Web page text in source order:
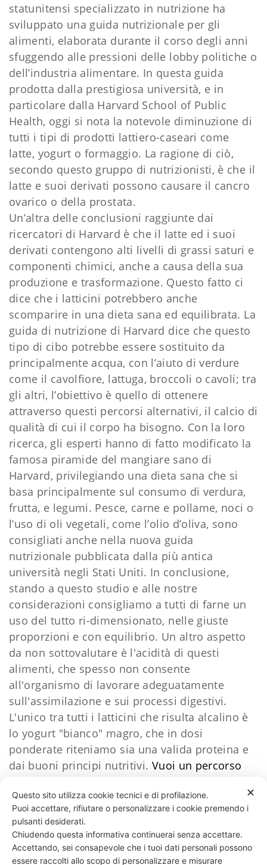
statunitensi specializzato in nutrizione ha
sviluppato una guida nutrizionale per gli
alimenti, elaborata durante il corso degli anni
sfuggendo alle pressioni delle lobby politiche o
dell’industria alimentare. In questa guida
prodotta dalla prestigiosa università, e in
particolare dalla Harvard School of Public
Health, oggi si nota la notevole diminuzione di
tutti i tipi di prodotti lattiero-caseari come
latte, yogurt o formaggio. La ragione di ciò,
secondo questo gruppo di nutrizionisti, è che il
latte e suoi derivati possono causare il cancro
ovarico o della prostata.
Un’altra delle conclusioni raggiunte dai
ricercatori di Harvard è che il latte ed i suoi
derivati contengono alti livelli di grassi saturi e
componenti chimici, anche a causa della sua
produzione e trasformazione. Questo fatto ci
dice che i latticini potrebbero anche
scomparire in una dieta sana ed equilibrata. La
guida di nutrizione di Harvard dice che questo
tipo di cibo potrebbe essere sostituito da
principalmente acqua, con l’aiuto di verdure
come il cavolfiore, lattuga, broccoli o cavoli; tra
gli altri, l’obiettivo è quello di ottenere
attraverso questi percorsi alternativi, il calcio di
qualità di cui il corpo ha bisogno. Con la loro
ricerca, gli esperti hanno di fatto modificato la
famosa piramide del mangiare sano di
Harvard, privilegiando una dieta sana che si
basa principalmente sul consumo di verdura,
frutta, e legumi. Pesce, carne e pollame, noci o
l’uso di oli vegetali, come l’olio d’oliva, sono
consigliati anche nella nuova guida
nutrizionale pubblicata dalla più antica
università negli Stati Uniti. In conclusione,
stando a questo studio e alle nostre
considerazioni consigliamo a tutti di farne un
uso del tutto ri-dimensionato, nelle giuste
proporzioni e con equilibrio. Un altro aspetto
da non sottovalutare è l'acidità di questi
alimenti, che spesso non consente
all'organismo di lavorare adeguatamente
sull'assimilazione e sui processi digestivi.
L'unico tra tutti i latticini che risulta alcalino è
lo yogurt "bianco" magro, che in dosi
ponderate riteniamo sia una valida proteina e
dai buoni principi nutritivi. Vuoi un percorso
34 LIKES
✕
Questo sito utilizza cookie tecnici e di profilazione.
Puoi accettare, rifiutare o personalizzare i cookie premendo i
pulsanti desiderati.
Chiudendo questa informativa continuerai senza accettare.
Accettando, sei consapevole che i tuoi dati personali possono
essere raccolti allo scopo di personalizzare e misurare